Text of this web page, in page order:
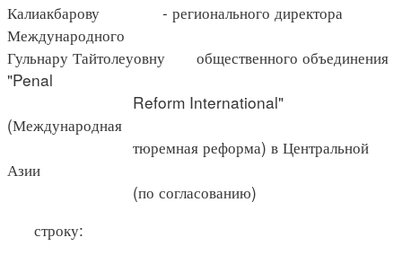
Калиакбарову - регионального директора
Международного
Гульнару Тайтолеуовну общественного объединения
"Penal
Reform International"
(Международная
тюремная реформа) в Центральной
Азии
(по согласованию)
строку: